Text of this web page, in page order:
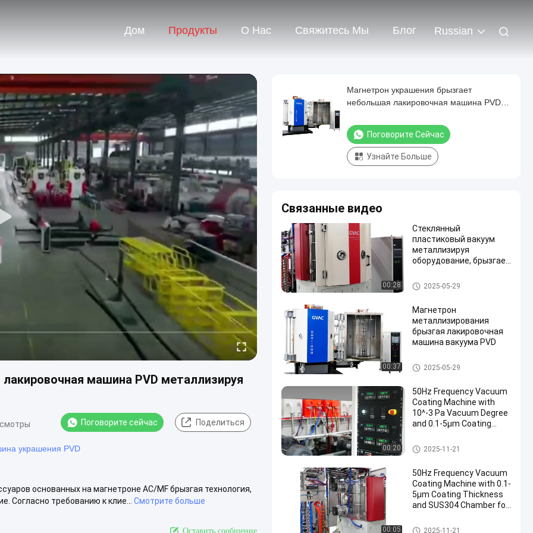
Дом Продукты О Нас Свяжитесь Мы Блог Russian
машина PVD металлизируя
Поговорите сейчас Поделиться
украшения PVD
основанных на магнетроне AC/MF брызгая технология,
Согласно требованию к клие...
Смотрите больше
Оставить сообщение
Магнетрон украшения брызгает
небольшая лакировочная машина PVD
Поговорите Сейчас
Узнайте Больше
Связанные видео
00:28
Стеклянный
пластиковый вакуум
металлизируя
оборудование, брызгает
PVD
Лакировочная машина Pvd
2025-05-29
00:37
Магнетрон
металлизирования
брызгая лакировочная
машина вакуума PVD
Лакировочная машина Pvd
2025-05-29
00:20
50Hz Frequency Vacuum
Coating Machine with
10^-3 Pa Vacuum Degree
and 0.1-5μm Coating
Лакировочная машина ваку
ума
2025-11-21
00:05
50Hz Frequency Vacuum
Coating Machine with 0.1-
5μm Coating Thickness
and SUS304 Chamber for
Лакировочная машина ваку
2025-11-21